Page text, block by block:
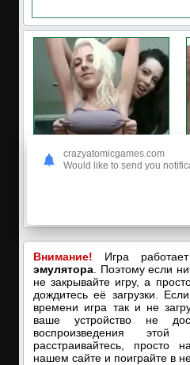
Внимание! Игра
эмулятора . Поэтому если
не закрывайте игру, а
дождитесь её загрузки.
времени игра так и не
ваше устройство не
воспроизведения
расстраивайтесь, просто
нашем сайте и поиграйте в
crazyatomicgames.com
Would like to send you